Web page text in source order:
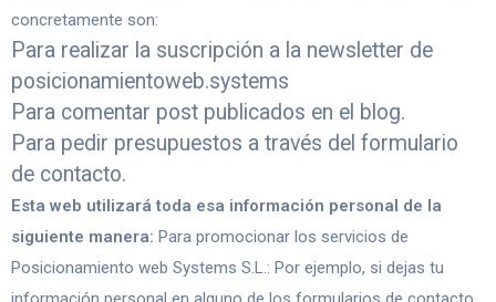
concretamente son:
Para realizar la suscripción a la newsletter de
posicionamientoweb.systems
Para comentar post publicados en el blog.
Para pedir presupuestos a través del formulario
de contacto.
Esta web utilizará toda esa información personal de la
siguiente manera: Para promocionar los servicios de
Posicionamiento web Systems S.L.: Por ejemplo, si dejas tu